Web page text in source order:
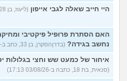
היי חייב שאלה לגבי אייפון (ליעוז, בן 28, כתב ב-03/08/26 17:33)
האם הסתרת פרופיל פיקטיבי
נחשב בגידה? (בדרןהסקרן, בן 33, כתב ב-03/08/26 17:24)
איחור של כמעט שש וחצי בגלולות
(סנאית, בת 18, כתבה ב-03/08/26 17:13)